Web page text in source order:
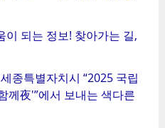
이 되는 정보! 찾아가는 길,
종특별자치시 “2025 국립
께夜'”에서 보내는 색다른